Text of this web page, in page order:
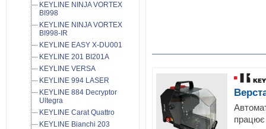
працює
KEYLINE NINJA VORTEX
BI998
KEYLINE NINJA VORTEX
BI998-IR
KEYLINE EASY X-DU001
KEYLINE 201 BI201A
KEYLINE VERSA
KEYLINE 994 LASER
KEYLINE 884 Decryptor
Ultegra
KEYLINE Carat Quattro
KEYLINE Bianchi 203